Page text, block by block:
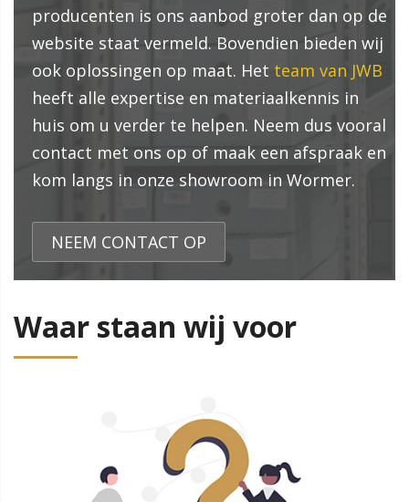
producenten is ons aanbod groter dan op de
website staat vermeld. Bovendien bieden wij
ook oplossingen op maat. Het team van JWB
heeft alle expertise en materiaalkennis in
huis om u verder te helpen. Neem dus vooral
contact met ons op of maak een afspraak en
kom langs in onze showroom in Wormer.
NEEM CONTACT OP
Waar staan wij voor